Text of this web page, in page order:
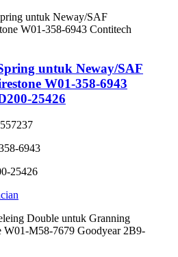
untuk Neway/SAF
W01-358-6943
25426
6943
25426